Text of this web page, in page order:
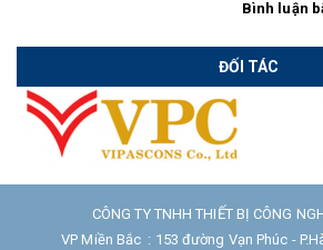
Bình luận
ĐỐI TÁC
CÔNG TY TNHH THIẾT BỊ CÔNG
VP Miền Bắc : 153 đường Vạn Phúc -